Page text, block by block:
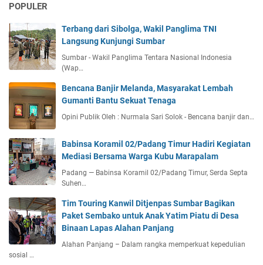
POPULER
Terbang dari Sibolga, Wakil Panglima TNI
Langsung Kunjungi Sumbar
Sumbar - Wakil Panglima Tentara Nasional Indonesia
(Wap…
Bencana Banjir Melanda, Masyarakat Lembah
Gumanti Bantu Sekuat Tenaga
Opini Publik Oleh : Nurmala Sari Solok - Bencana banjir dan…
Babinsa Koramil 02/Padang Timur Hadiri Kegiatan
Mediasi Bersama Warga Kubu Marapalam
Padang — Babinsa Koramil 02/Padang Timur, Serda Septa
Suhen…
Tim Touring Kanwil Ditjenpas Sumbar Bagikan
Paket Sembako untuk Anak Yatim Piatu di Desa
Binaan Lapas Alahan Panjang
Alahan Panjang – Dalam rangka memperkuat kepedulian
sosial …